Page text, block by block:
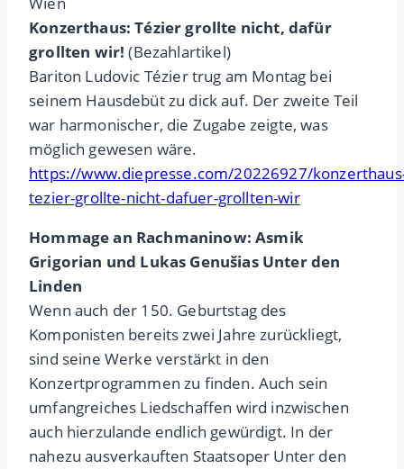
Konzerthaus: Tézier grollte nicht, dafür
grollten wir! (Bezahlartikel)
Bariton Ludovic Tézier trug am Montag bei
seinem Hausdebüt zu dick auf. Der zweite Teil
war harmonischer, die Zugabe zeigte, was
möglich gewesen wäre.
https://www.diepresse.com/20226927/
tezier-grollte-nicht-dafuer-grollten-wir
Hommage an Rachmaninow: Asmik
Grigorian und Lukas Genušias Unter den
Linden
Wenn auch der 150. Geburtstag des
Komponisten bereits zwei Jahre zurückliegt,
sind seine Werke verstärkt in den
Konzertprogrammen zu finden. Auch sein
umfangreiches Liedschaffen wird inzwischen
auch hierzulande endlich gewürdigt. In der
nahezu ausverkauften Staatsoper Unter den